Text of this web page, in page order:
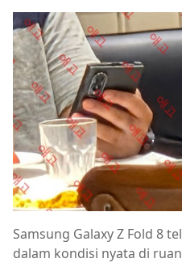
Samsung Galaxy Z Fold 8
dalam kondisi nyata di